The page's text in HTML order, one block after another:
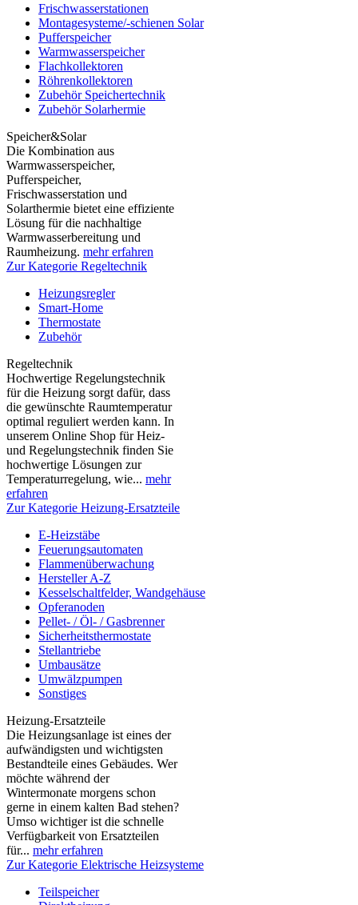
Frischwasserstationen
Montagesysteme/-schienen Solar
Pufferspeicher
Warmwasserspeicher
Flachkollektoren
Röhrenkollektoren
Zubehör Speichertechnik
Zubehör Solarhermie
Speicher&Solar
Die Kombination aus
Warmwasserspeicher,
Pufferspeicher,
Frischwasserstation und
Solarthermie bietet eine effiziente
Lösung für die nachhaltige
Warmwasserbereitung und
Raumheizung. mehr erfahren
Zur Kategorie Regeltechnik
Heizungsregler
Smart-Home
Thermostate
Zubehör
Regeltechnik
Hochwertige Regelungstechnik
für die Heizung sorgt dafür, dass
die gewünschte Raumtemperatur
optimal reguliert werden kann. In
unserem Online Shop für Heiz-
und Regelungstechnik finden Sie
hochwertige Lösungen zur
Temperaturregelung, wie... mehr
erfahren
Zur Kategorie Heizung-Ersatzteile
E-Heizstäbe
Feuerungsautomaten
Flammenüberwachung
Hersteller A-Z
Kesselschaltfelder, Wandgehäuse
Opferanoden
Pellet- / Öl- / Gasbrenner
Sicherheitsthermostate
Stellantriebe
Umbausätze
Umwälzpumpen
Sonstiges
Heizung-Ersatzteile
Die Heizungsanlage ist eines der
aufwändigsten und wichtigsten
Bestandteile eines Gebäudes. Wer
möchte während der
Wintermonate morgens schon
gerne in einem kalten Bad stehen?
Umso wichtiger ist die schnelle
Verfügbarkeit von Ersatzteilen
für... mehr erfahren
Zur Kategorie Elektrische Heizsysteme
Teilspeicher